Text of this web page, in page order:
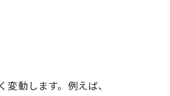
動します。例えば、